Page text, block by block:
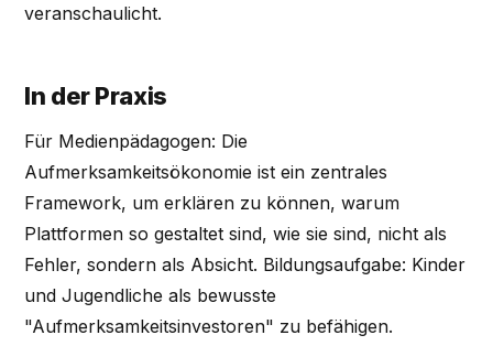
veranschaulicht.
In der Praxis
Für Medienpädagogen: Die
Aufmerksamkeitsökonomie ist ein zentrales
Framework, um erklären zu können, warum
Plattformen so gestaltet sind, wie sie sind, nicht als
Fehler, sondern als Absicht. Bildungsaufgabe: Kinder
und Jugendliche als bewusste
"Aufmerksamkeitsinvestoren" zu befähigen.